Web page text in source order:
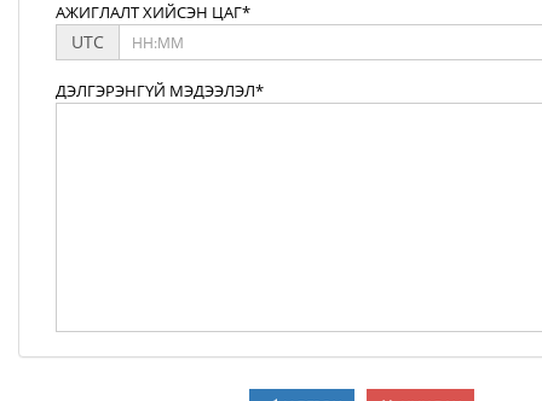
АЖИГЛАЛТ ХИЙСЭН ЦАГ*
UTC
ДЭЛГЭРЭНГҮЙ МЭДЭЭЛЭЛ*